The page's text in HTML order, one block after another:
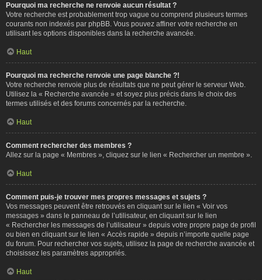
Pourquoi ma recherche ne renvoie aucun résultat ?
Votre recherche est probablement trop vague ou comprend plusieurs termes
courants non indexés par phpBB. Vous pouvez affiner votre recherche en
utilisant les options disponibles dans la recherche avancée.
Haut
Pourquoi ma recherche renvoie une page blanche ?!
Votre recherche renvoie plus de résultats que ne peut gérer le serveur Web.
Utilisez la « Recherche avancée » et soyez plus précis dans le choix des
termes utilisés et des forums concernés par la recherche.
Haut
Comment rechercher des membres ?
Allez sur la page « Membres », cliquez sur le lien « Rechercher un membre ».
Haut
Comment puis-je trouver mes propres messages et sujets ?
Vos messages peuvent être retrouvés en cliquant sur le lien « Voir vos
messages » dans le panneau de l’utilisateur, en cliquant sur le lien
« Rechercher les messages de l’utilisateur » depuis votre propre page de profil
ou bien en cliquant sur le lien « Accès rapide » depuis n’importe quelle page
du forum. Pour rechercher vos sujets, utilisez la page de recherche avancée et
choisissez les paramètres appropriés.
Haut